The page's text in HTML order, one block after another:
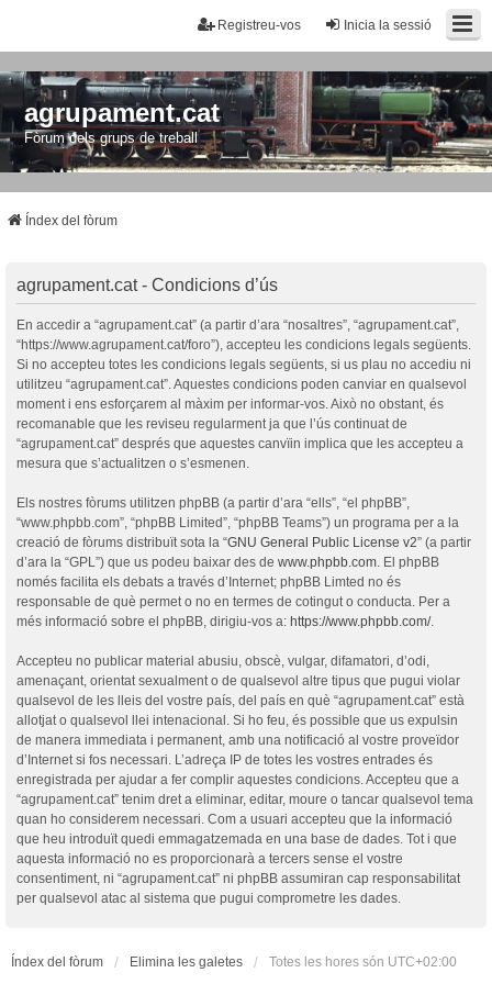
Inicia la sessió
Registreu-vos
agrupament.cat
Fòrum dels grups de treball
Índex del fòrum
agrupament.cat - Condicions d’ús
En accedir a “agrupament.cat” (a partir d’ara “nosaltres”, “agrupament.cat”,
“https://www.agrupament.cat/foro”), accepteu les condicions legals següents.
Si no accepteu totes les condicions legals següents, si us plau no accediu ni
utilitzeu “agrupament.cat”. Aquestes condicions poden canviar en qualsevol
moment i ens esforçarem al màxim per informar-vos. Això no obstant, és
recomanable que les reviseu regularment ja que l’ús continuat de
“agrupament.cat” després que aquestes canvïin implica que les accepteu a
mesura que s’actualitzen o s’esmenen.
Els nostres fòrums utilitzen phpBB (a partir d’ara “ells”, “el phpBB”,
“www.phpbb.com”, “phpBB Limited”, “phpBB Teams”) un programa per a la
creació de fòrums distribuït sota la “GNU General Public License v2” (a partir
d’ara la “GPL”) que us podeu baixar des de www.phpbb.com . El phpBB
només facilita els debats a través d’Internet; phpBB Limted no és
responsable de què permet o no en termes de cotingut o conducta. Per a
més informació sobre el phpBB, dirigiu-vos a: https://www.phpbb.com/.
Accepteu no publicar material abusiu, obscè, vulgar, difamatori, d’odi,
amenaçant, orientat sexualment o de qualsevol altre tipus que pugui violar
qualsevol de les lleis del vostre país, del país en què “agrupament.cat” està
allotjat o qualsevol llei intenacional. Si ho feu, és possible que us expulsin
de manera immediata i permanent, amb una notificació al vostre proveïdor
d’Internet si fos necessari. L’adreça IP de totes les vostres entrades és
enregistrada per ajudar a fer complir aquestes condicions. Accepteu que a
“agrupament.cat” tenim dret a eliminar, editar, moure o tancar qualsevol tema
quan ho considerem necessari. Com a usuari accepteu que la informació
que heu introduït quedi emmagatzemada en una base de dades. Tot i que
aquesta informació no es proporcionarà a tercers sense el vostre
consentiment, ni “agrupament.cat” ni phpBB assumiran cap responsabilitat
per qualsevol atac al sistema que pugui comprometre les dades.
Índex del fòrum Elimina les galetes Totes les hores són UTC+02:00